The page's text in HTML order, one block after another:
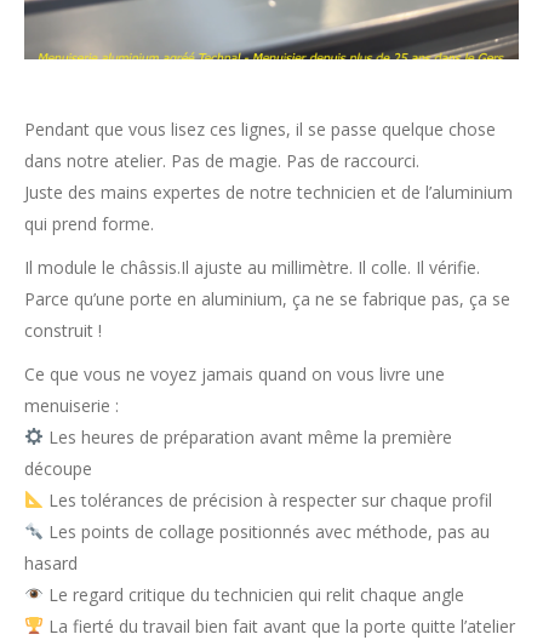
Pendant que vous lisez ces lignes, il se passe quelque chose
dans notre atelier. Pas de magie. Pas de raccourci.
Juste des mains expertes de notre technicien et de l’aluminium
qui prend forme.
Il module le châssis.Il ajuste au millimètre. Il colle. Il vérifie.
Parce qu’une porte en aluminium, ça ne se fabrique pas, ça se
construit !
Ce que vous ne voyez jamais quand on vous livre une
menuiserie :
Les heures de préparation avant même la première
découpe
Les tolérances de précision à respecter sur chaque profil
Les points de collage positionnés avec méthode, pas au
hasard
Le regard critique du technicien qui relit chaque angle
La fierté du travail bien fait avant que la porte quitte l’atelier